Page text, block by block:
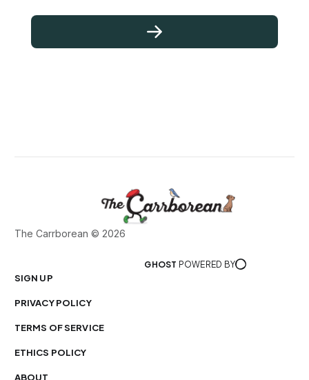
The Carrborean © 2026
POWERED BY
GHOST
SIGN UP
PRIVACY POLICY
TERMS OF SERVICE
ETHICS POLICY
ABOUT